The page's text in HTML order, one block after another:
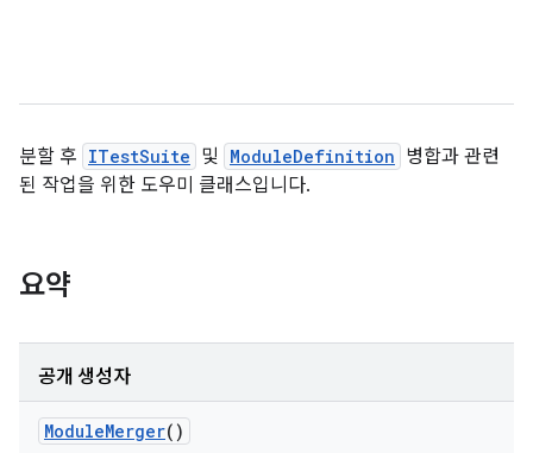
분할 후 ITestSuite 및 ModuleDefinition 병합과 관련
된 작업을 위한 도우미 클래스입니다.
요약
공개 생성자
ModuleMerger()